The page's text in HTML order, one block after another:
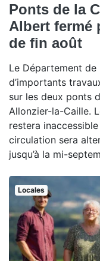
Ponts de la
Albert fermé
de fin août
Le Département
d’importants
sur les deux ponts
Allonzier-la-Caille.
restera
circulation sera
jusqu’à la mi-
Locales